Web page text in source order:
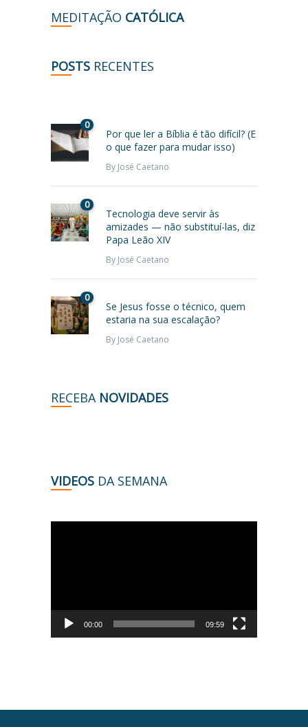
MEDITAÇÃO CATÓLICA
POSTS RECENTES
0
Por que ler a Bíblia é tão difícil? (E
o que fazer para mudar isso)
By José Caetano
0
Tecnologia deve servir às
amizades — não substituí-las, diz
Papa Leão XIV
By José Caetano
0
Se Jesus fosse o técnico, quem
estaria na sua escalação?
By José Caetano
RECEBA NOVIDADES
VIDEOS DA SEMANA
00:00 09:59